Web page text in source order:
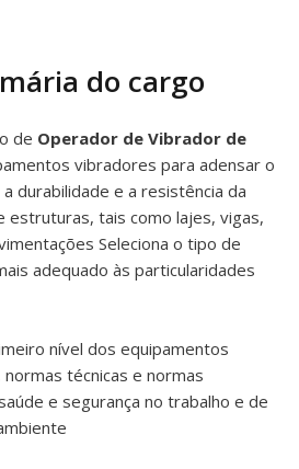
do cargo
de Operador de Vibrador de
vibradores para adensar o
durabilidade e a resistência da
estruturas, tais como lajes, vigas,
Seleciona o tipo de
adequado às particularidades
nível dos equipamentos
técnicas e normas
e segurança no trabalho e de